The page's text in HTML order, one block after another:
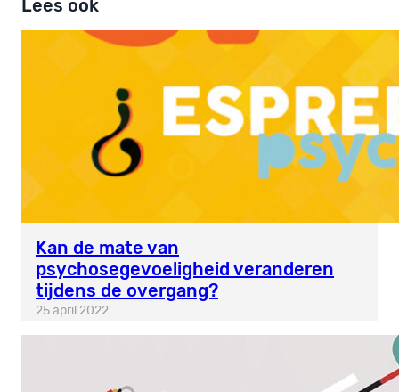
Lees ook
Kan de mate van
psychosegevoeligheid veranderen
tijdens de overgang?
25 april 2022